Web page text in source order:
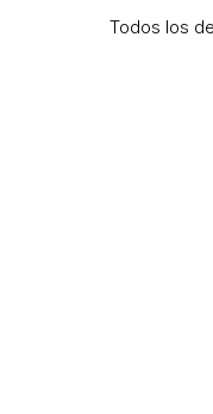
Todos los